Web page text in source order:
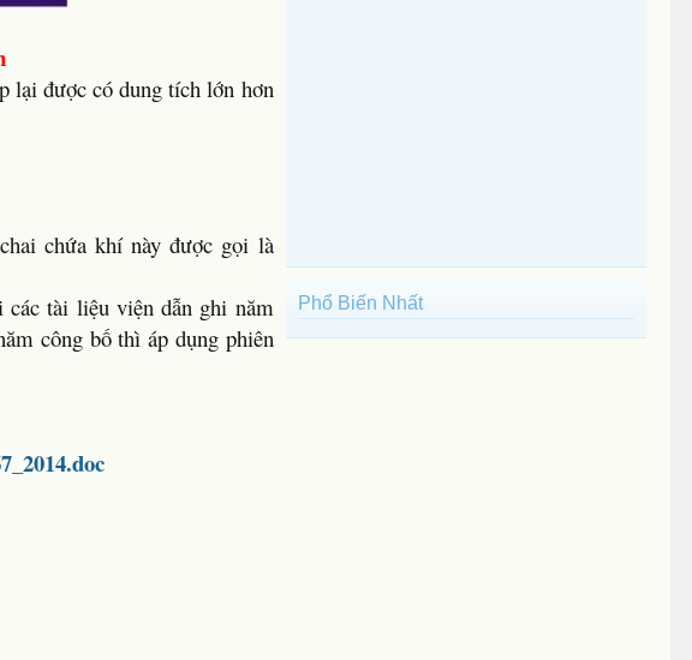
lại được có dung tích lớn hơn
chứa khí này được gọi là
các tài liệu viện dẫn ghi năm
công bố thì áp dụng phiên
Phổ Biến Nhất